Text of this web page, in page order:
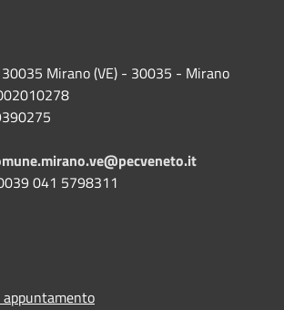
Mirano (VE) - 30035 - Mirano
041 5798311